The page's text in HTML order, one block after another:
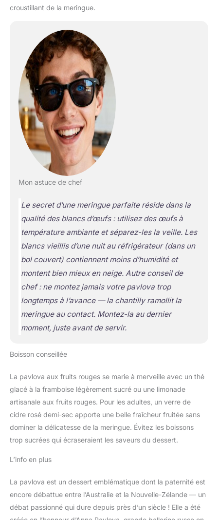
croustillant de la meringue.
Mon astuce de chef
Le secret d’une meringue parfaite réside dans la
qualité des blancs d’œufs : utilisez des œufs à
température ambiante et séparez-les la veille. Les
blancs vieillis d’une nuit au réfrigérateur (dans un
bol couvert) contiennent moins d’humidité et
montent bien mieux en neige. Autre conseil de
chef : ne montez jamais votre pavlova trop
longtemps à l’avance — la chantilly ramollit la
meringue au contact. Montez-la au dernier
moment, juste avant de servir.
Boisson conseillée
La pavlova aux fruits rouges se marie à merveille avec un thé
glacé à la framboise légèrement sucré ou une limonade
artisanale aux fruits rouges. Pour les adultes, un verre de
cidre rosé demi-sec apporte une belle fraîcheur fruitée sans
dominer la délicatesse de la meringue. Évitez les boissons
trop sucrées qui écraseraient les saveurs du dessert.
L’info en plus
La pavlova est un dessert emblématique dont la paternité est
encore débattue entre l’Australie et la Nouvelle-Zélande — un
débat passionné qui dure depuis près d’un siècle ! Elle a été